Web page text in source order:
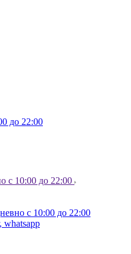
до 22:00
с 10:00 до 22:00
с 10:00 до 22:00
whatsapp